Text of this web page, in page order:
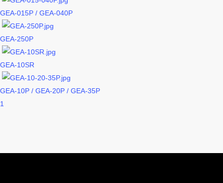
GEA-015P / GEA-040P
GEA-250P
GEA-10SR
GEA-10P / GEA-20P / GEA-35P
1